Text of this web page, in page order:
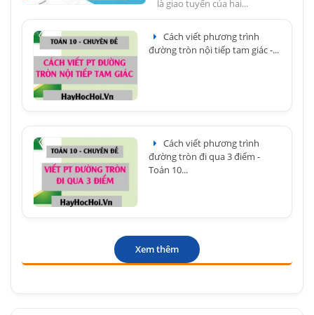
là giao tuyến của hai...
Cách viết phương trình
đường tròn nội tiếp tam giác -...
Cách viết phương trình
đường tròn đi qua 3 điểm -
Toán 10...
Xem thêm